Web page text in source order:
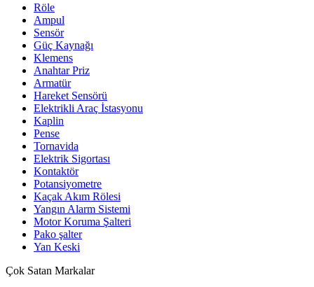
Röle
Ampul
Sensör
Güç Kaynağı
Klemens
Anahtar Priz
Armatür
Hareket Sensörü
Elektrikli Araç İstasyonu
Kaplin
Pense
Tornavida
Elektrik Sigortası
Kontaktör
Potansiyometre
Kaçak Akım Rölesi
Yangın Alarm Sistemi
Motor Koruma Şalteri
Pako şalter
Yan Keski
Çok Satan Markalar